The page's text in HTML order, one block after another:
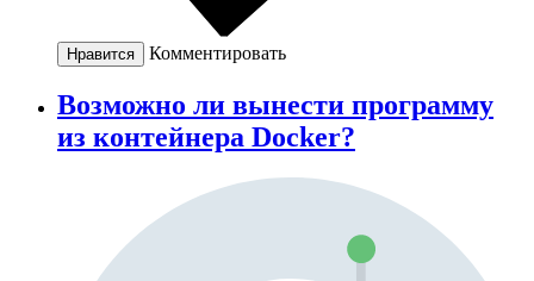
Нравится Комментировать
Возможно ли вынести программу
из контейнера Docker?